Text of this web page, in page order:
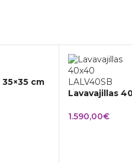
cm
Lavavajillas
1.590,00€